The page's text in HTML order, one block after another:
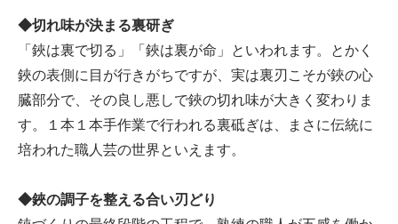
◆切れ味が決まる裏研ぎ
「鋏は裏で切る」「鋏は裏が命」といわれます。とかく
鋏の表側に目が行きがちですが、実は裏刃こそが鋏の心
臓部分で、その良し悪しで鋏の切れ味が大きく変わりま
す。１本１本手作業で行われる裏砥ぎは、まさに伝統に
培われた職人芸の世界といえます。
◆鋏の調子を整える合い刃どり